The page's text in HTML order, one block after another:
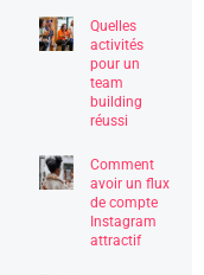
Quelles
activités
pour un
team
building
réussi
Comment
avoir un flux
de compte
Instagram
attractif